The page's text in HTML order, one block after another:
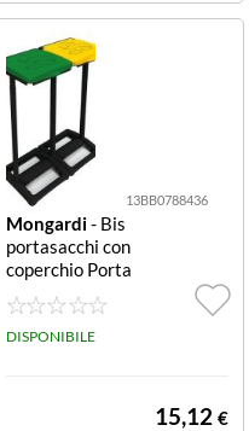
13BB0788436
Mongardi- Bis
portasacchi con
coperchio Porta
sacco rifiuti Mo
ngardi 7418C9
9 MR.B Bis port
DISPONIBILE
15,12 €